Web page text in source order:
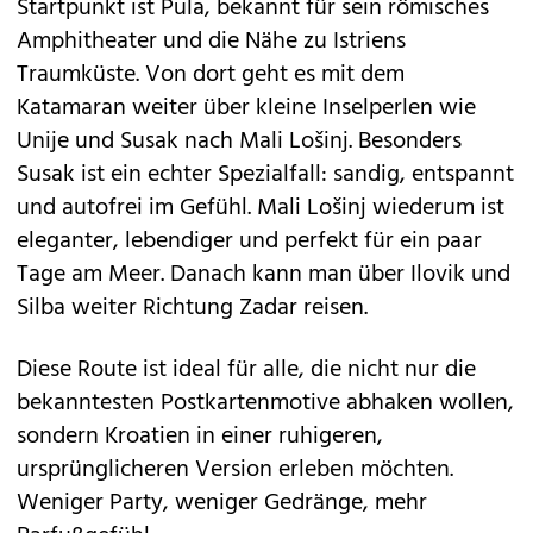
Startpunkt ist Pula, bekannt für sein römisches
Amphitheater und die Nähe zu Istriens
Traumküste. Von dort geht es mit dem
Katamaran weiter über kleine Inselperlen wie
Unije und Susak nach Mali Lošinj. Besonders
Susak ist ein echter Spezialfall: sandig, entspannt
und autofrei im Gefühl. Mali Lošinj wiederum ist
eleganter, lebendiger und perfekt für ein paar
Tage am Meer. Danach kann man über Ilovik und
Silba weiter Richtung Zadar reisen.
Diese Route ist ideal für alle, die nicht nur die
bekanntesten Postkartenmotive abhaken wollen,
sondern Kroatien in einer ruhigeren,
ursprünglicheren Version erleben möchten.
Weniger Party, weniger Gedränge, mehr